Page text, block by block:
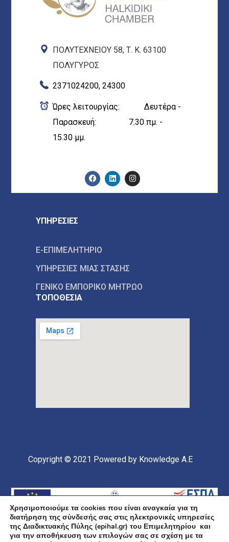
ΠΟΛΥΤΕΧΝΕΙΟΥ 58, Τ. Κ. 63100
ΠΟΛΥΓΥΡΟΣ
2371024200, 24300
Ώρες λειτουργίας: Δευτέρα -
Παρασκευή: 7.30 πμ. -
15.30 μμ.
ΥΠΗΡΕΣΙΕΣ
E-ΕΠΙΜΕΛΗΤΗΡΙΟ
ΥΠΗΡΕΣΙΕΣ ΜΙΑΣ ΣΤΑΣΗΣ
ΓΕΝΙΚΟ ΕΜΠΟΡΙΚΟ ΜΗΤΡΩΟ
ΤΟΠΟΘΕΣΙΑ
Copyright © 2021 Powered by Knowledge A.E
Χρησιμοποιούμε τα cookies που είναι αναγκαία για τη
διατήρηση της σύνδεσής σας στις ηλεκτρονικές υπηρεσίες
της Διαδικτυακής Πύλης (epihal.gr) του Επιμελητηρίου και
για την αποθήκευση των επιλογών σας σε σχέση με τα